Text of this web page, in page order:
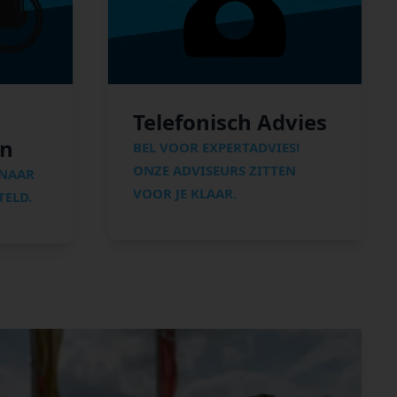
Telefonisch Advies
BEL VOOR EXPERTADVIES!
ONZE ADVISEURS ZITTEN
VOOR JE KLAAR.